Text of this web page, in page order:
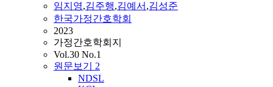
임지영,김주행,김예서 ,김성준
한국가정간호학회
2023
가정간호학회지
Vol.30 No.1
원문보기 2
NDSL